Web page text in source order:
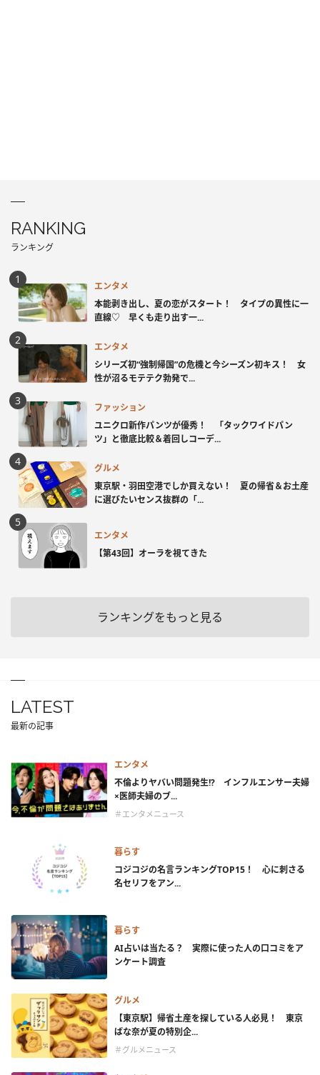
RANKING
ランキング
エンタメ
本能剥き出し、夏の恋がスタート！ タイプの異性に一
直線♡ 早くも走り出す一...
エンタメ
シリーズ初“強制帰国”の危機と今シーズン初キス！ 女
性が沼るモテテク勃発で...
ファッション
ユニクロ新作パンツが優秀！ 「タックワイドパン
ツ」と徹底比較＆着回しコーデ...
グルメ
東京駅・羽田空港でしか買えない！ 夏の帰省＆お土産
に選びたいセンス抜群の「...
エンタメ
【第43回】オーラを視てきた
ランキングをもっと見る
LATEST
最新の記事
エンタメ
不倫よりヤバい問題発生!? インフルエンサー夫婦
×医師夫婦のブ...
＃エンタメニュース
暮らす
コジコジの名言ランキングTOP15！ 心に刺さる
名セリフをアン...
暮らす
AI占いは当たる？ 実際に使った人の口コミをア
ンケート調査
グルメ
【東京駅】帰省土産を探している人必見！ 東京
ばな奈が夏の特別企...
＃グルメニュース